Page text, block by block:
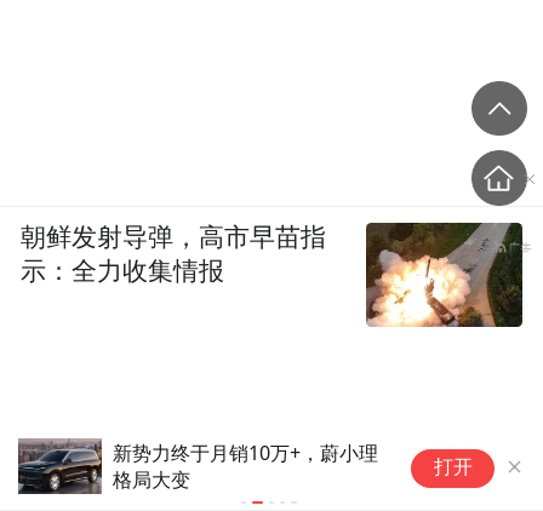
新势力终于月销10万+，蔚小理
格局大变
打开
朝鲜发射导弹，高市早苗指
示：全力收集情报